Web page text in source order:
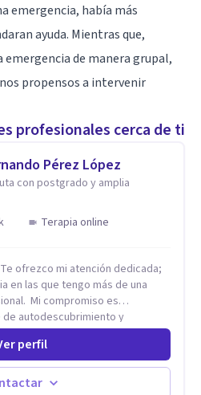
emergencia, había más
ayuda. Mientras que,
emergencia de manera grupal,
propensos a intervenir
profesionales cerca de ti
Pérez López
con postgrado y amplia
Terapia online
ofrezco mi atención dedicada;
en las que tengo más de una
Mi compromiso es
autodescubrimiento y
eficaces. Juntos, abriremos
podrás expresarte sin miedo
proceso te permitirá
construir relaciones más
perfil